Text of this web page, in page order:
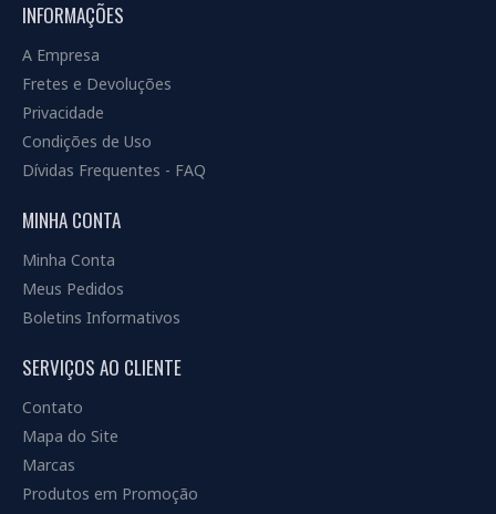
INFORMAÇÕES
A Empresa
Fretes e Devoluções
Privacidade
Condições de Uso
Dívidas Frequentes - FAQ
MINHA CONTA
Minha Conta
Meus Pedidos
Boletins Informativos
SERVIÇOS AO CLIENTE
Contato
Mapa do Site
Marcas
Produtos em Promoção